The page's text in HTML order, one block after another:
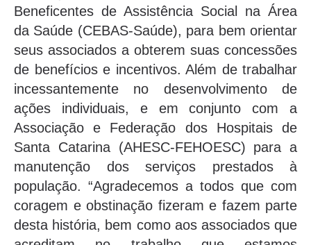
Beneficentes de Assistência Social na Área
da Saúde (CEBAS-Saúde), para bem orientar
seus associados a obterem suas concessões
de benefícios e incentivos. Além de trabalhar
incessantemente no desenvolvimento de
ações individuais, e em conjunto com a
Associação e Federação dos Hospitais de
Santa Catarina (AHESC-FEHOESC) para a
manutenção dos serviços prestados à
população. “Agradecemos a todos que com
coragem e obstinação fizeram e fazem parte
desta história, bem como aos associados que